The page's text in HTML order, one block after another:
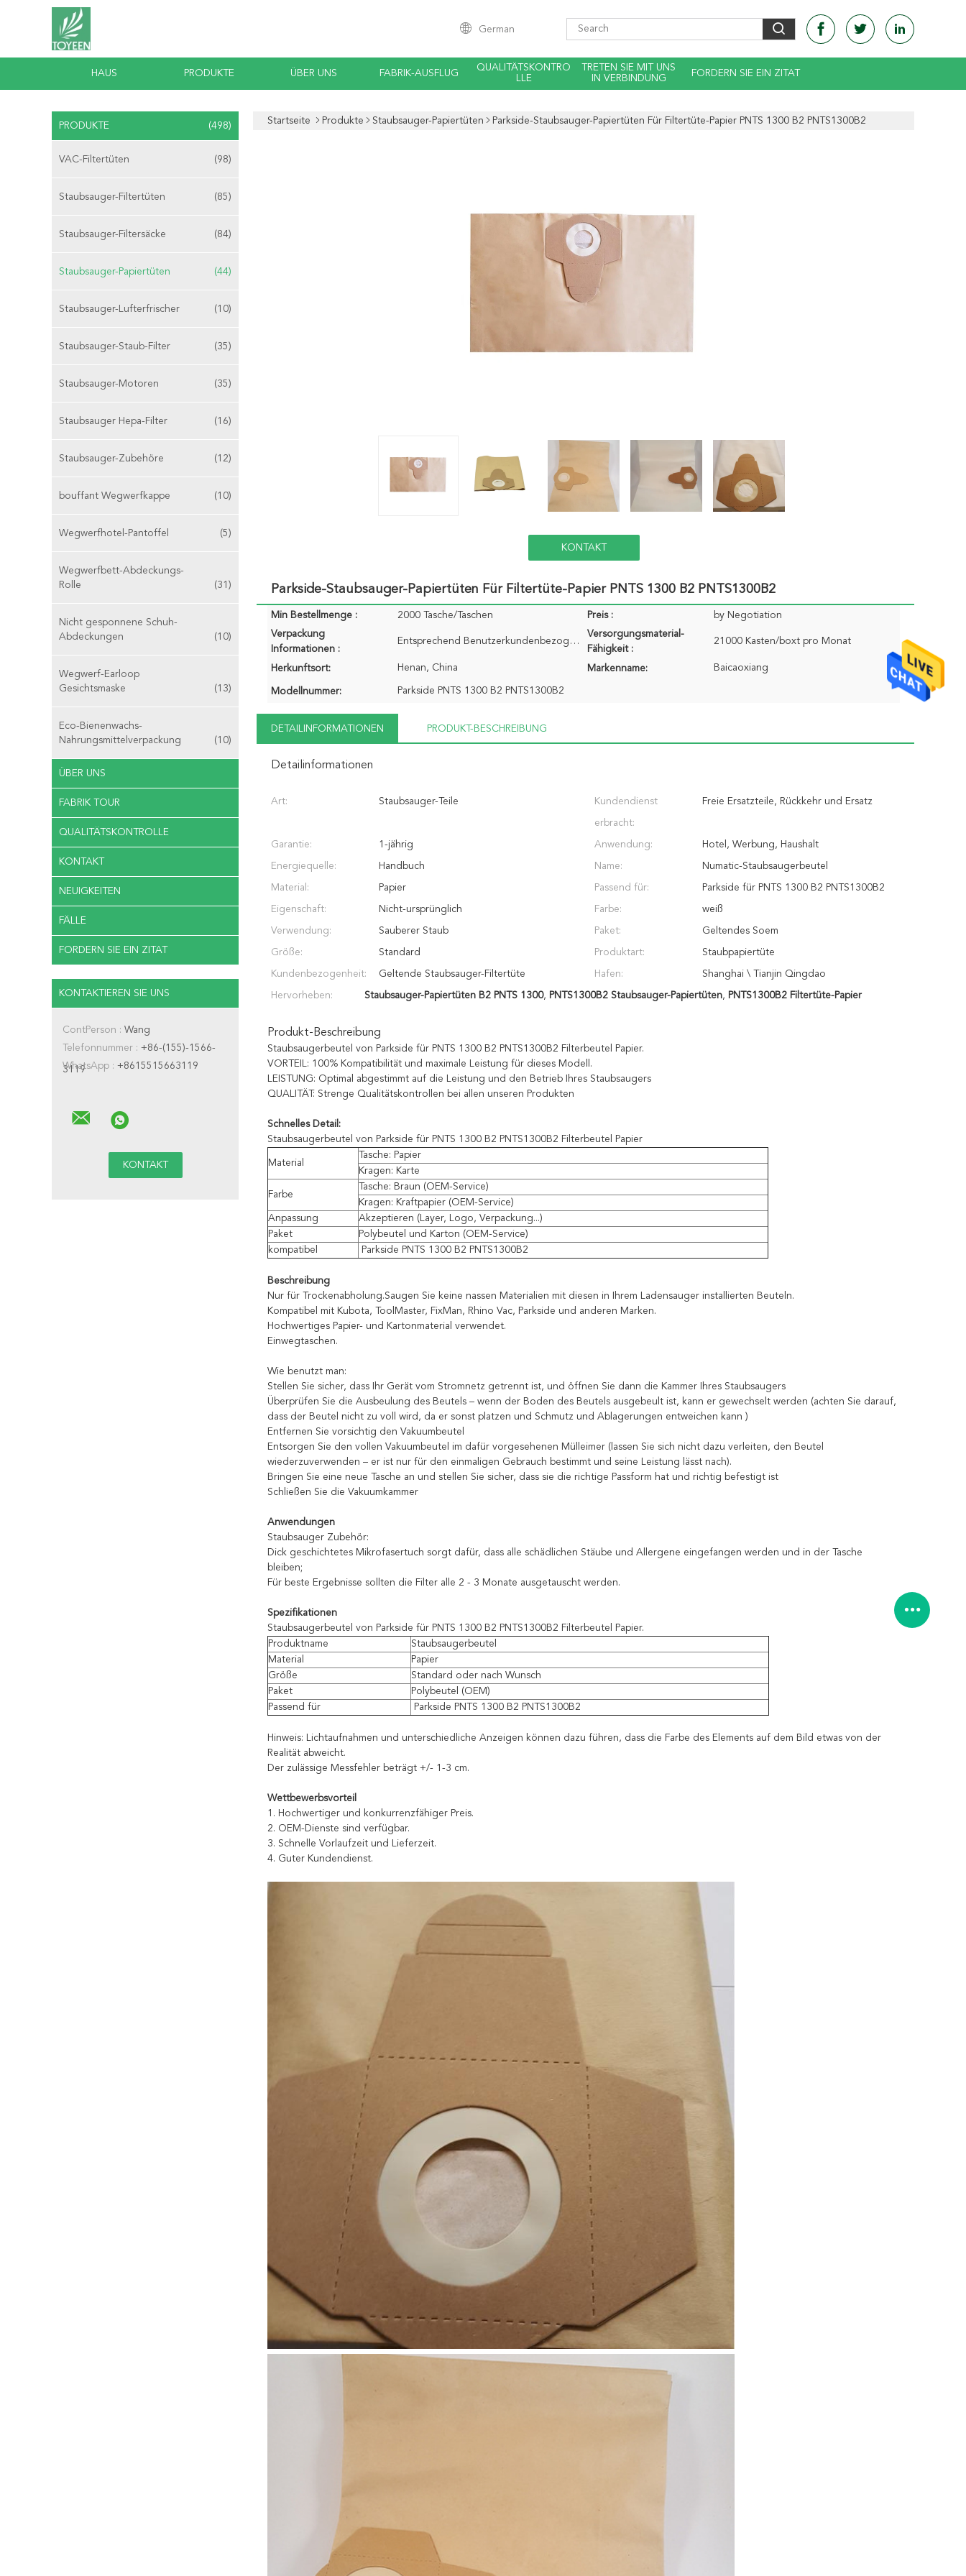
German
HAUS PRODUKTE ÜBER UNS FABRIK-AUSFLUG
QUALITÄTSKONTRO
LLE
TRETEN SIE MIT UNS
IN VERBINDUNG
FORDERN SIE EIN ZITAT
PRODUKTE (498)
VAC-Filtertüten (98)
Staubsauger-Filtertüten (85)
Staubsauger-Filtersäcke (84)
Staubsauger-Papiertüten (44)
Staubsauger-Lufterfrischer (10)
Staubsauger-Staub-Filter (35)
Staubsauger-Motoren (35)
Staubsauger Hepa-Filter (16)
Staubsauger-Zubehöre (12)
bouffant Wegwerfkappe (10)
Wegwerfhotel-Pantoffel (5)
Wegwerfbett-Abdeckungs-
Rolle
(31)
Nicht gesponnene Schuh-
Abdeckungen
(10)
Wegwerf-Earloop
Gesichtsmaske
(13)
Eco-Bienenwachs-
Nahrungsmittelverpackung
(10)
ÜBER UNS
FABRIK TOUR
QUALITÄTSKONTROLLE
KONTAKT
NEUIGKEITEN
FÄLLE
FORDERN SIE EIN ZITAT
KONTAKTIEREN SIE UNS
ContPerson : Wang
Telefonnummer : +86-(155)-1566-
3119
WhatsApp : +8615515663119
Startseite Produkte Staubsauger-Papiertüten Parkside-Staubsauger-Papiertüten Für Filtertüte-Papier PNTS 1300 B2 PNTS1300B2
KONTAKT
Parkside-Staubsauger-Papiertüten Für Filtertüte-Papier PNTS 1300 B2 PNTS1300B2
Min Bestellmenge : 2000 Tasche/Taschen Preis :
by Negotiation
Verpackung
Informationen :
Entsprechend Benutzerkundenbezogenheit
Versorgungsmaterial-
Fähigkeit :
21000 Kasten/boxt pro Monat
Herkunftsort: Henan, China Markenname: Baicaoxiang
Modellnummer: Parkside PNTS 1300 B2 PNTS1300B2
DETAILINFORMATIONEN PRODUKT-BESCHREIBUNG
Detailinformationen
Art: Staubsauger-Teile Kundendienst
erbracht:
Freie Ersatzteile, Rückkehr und Ersatz
Garantie: 1-jährig Anwendung: Hotel, Werbung, Haushalt
Energiequelle: Handbuch Name: Numatic-Staubsaugerbeutel
Material: Papier Passend für: Parkside für PNTS 1300 B2 PNTS1300B2
Eigenschaft: Nicht-ursprünglich Farbe: weiß
Verwendung: Sauberer Staub Paket: Geltendes Soem
Größe: Standard Produktart: Staubpapiertüte
Kundenbezogenheit: Geltende Staubsauger-Filtertüte Hafen: Shanghai \ Tianjin Qingdao
Hervorheben: Staubsauger-Papiertüten B2 PNTS 1300, PNTS1300B2 Staubsauger-Papiertüten, PNTS1300B2 Filtertüte-Papier
Produkt-Beschreibung
Staubsaugerbeutel von Parkside für PNTS 1300 B2 PNTS1300B2 Filterbeutel Papier.
VORTEIL: 100% Kompatibilität und maximale Leistung für dieses Modell.
LEISTUNG: Optimal abgestimmt auf die Leistung und den Betrieb Ihres Staubsaugers
QUALITÄT: Strenge Qualitätskontrollen bei allen unseren Produkten
Schnelles Detail:
Staubsaugerbeutel von Parkside für PNTS 1300 B2 PNTS1300B2 Filterbeutel Papier
Material
Tasche: Papier
Kragen: Karte
Farbe
Tasche: Braun (OEM-Service)
Kragen: Kraftpapier (OEM-Service)
Anpassung
Akzeptieren (Layer, Logo, Verpackung...)
Paket
Polybeutel und Karton (OEM-Service)
kompatibel
Parkside PNTS 1300 B2 PNTS1300B2
Beschreibung
Nur für Trockenabholung.Saugen Sie keine nassen Materialien mit diesen in Ihrem Ladensauger installierten Beuteln.
Kompatibel mit Kubota, ToolMaster, FixMan, Rhino Vac, Parkside und anderen Marken.
Hochwertiges Papier- und Kartonmaterial verwendet.
Einwegtaschen.
Wie benutzt man:
Stellen Sie sicher, dass Ihr Gerät vom Stromnetz getrennt ist, und öffnen Sie dann die Kammer Ihres Staubsaugers
Überprüfen Sie die Ausbeulung des Beutels – wenn der Boden des Beutels ausgebeult ist, kann er gewechselt werden (achten Sie darauf,
dass der Beutel nicht zu voll wird, da er sonst platzen und Schmutz und Ablagerungen entweichen kann )
Entfernen Sie vorsichtig den Vakuumbeutel
Entsorgen Sie den vollen Vakuumbeutel im dafür vorgesehenen Mülleimer (lassen Sie sich nicht dazu verleiten, den Beutel
wiederzuverwenden – er ist nur für den einmaligen Gebrauch bestimmt und seine Leistung lässt nach).
Bringen Sie eine neue Tasche an und stellen Sie sicher, dass sie die richtige Passform hat und richtig befestigt ist
Schließen Sie die Vakuumkammer
Anwendungen
Staubsauger Zubehör:
Dick geschichtetes Mikrofasertuch sorgt dafür, dass alle schädlichen Stäube und Allergene eingefangen werden und in der Tasche
bleiben;
Für beste Ergebnisse sollten die Filter alle 2 - 3 Monate ausgetauscht werden.
Spezifikationen
Staubsaugerbeutel von Parkside für PNTS 1300 B2 PNTS1300B2 Filterbeutel Papier.
Produktname
Staubsaugerbeutel
Material
Papier
Größe
Standard oder nach Wunsch
Paket
Polybeutel (OEM)
Passend für
Parkside PNTS 1300 B2 PNTS1300B2
Hinweis: Lichtaufnahmen und unterschiedliche Anzeigen können dazu führen, dass die Farbe des Elements auf dem Bild etwas von der
Realität abweicht.
Der zulässige Messfehler beträgt +/- 1-3 cm.
Wettbewerbsvorteil
1. Hochwertiger und konkurrenzfähiger Preis.
2. OEM-Dienste sind verfügbar.
3. Schnelle Vorlaufzeit und Lieferzeit.
4. Guter Kundendienst.